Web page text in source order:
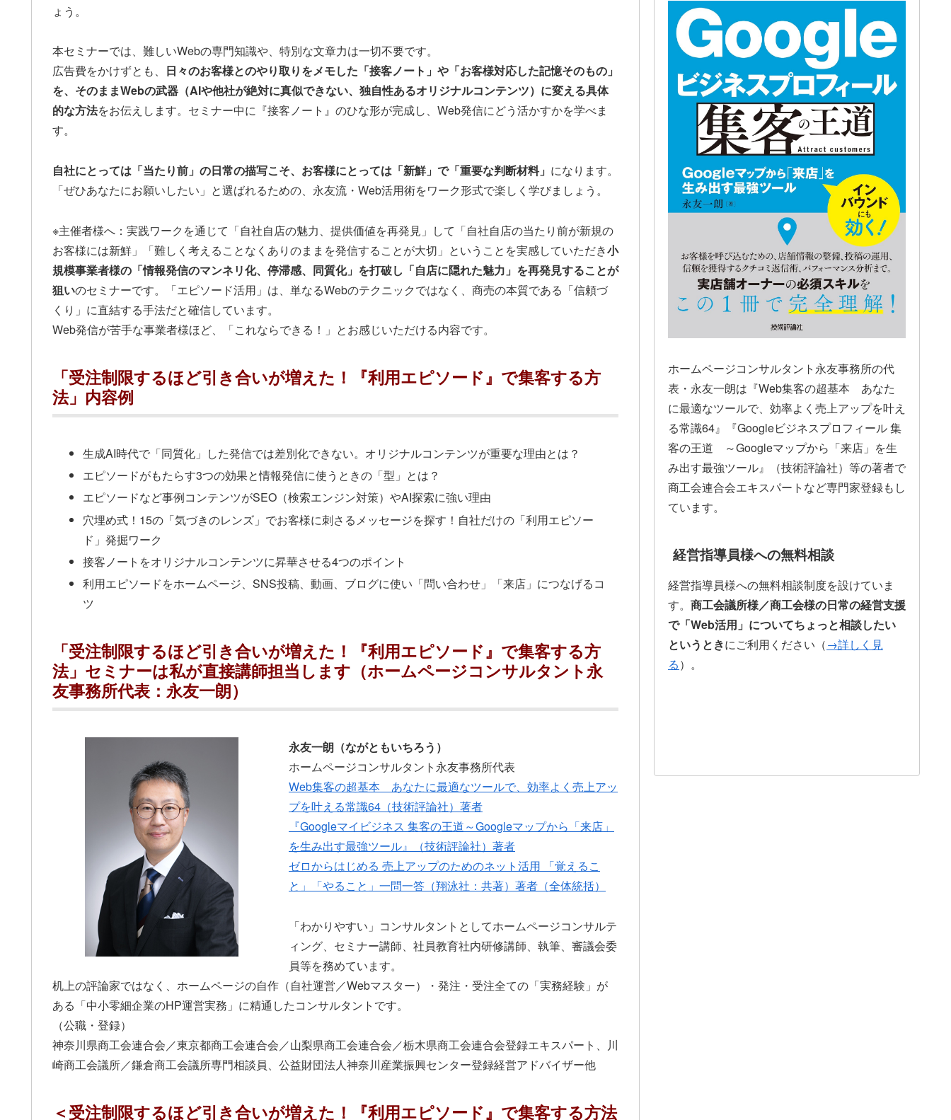
ょう。
本セミナーでは、難しいWebの専門知識や、特別な文章力は一切不要です。
広告費をかけずとも、 日々のお客様とのやり取りをメモした「接客ノート」や「お客様対応した記憶そのもの」
を、そのままWebの武器（AIや他社が絶対に真似できない、独自性あるオリジナルコンテンツ）に変える具体
的な方法をお伝えします。セミナー中に『接客ノート』のひな形が完成し、Web発信にどう活かすかを学べま
す。
自社にとっては「当たり前」の日常の描写こそ、お客様にとっては「新鮮」で「重要な判断材料」 になります。
「ぜひあなたにお願いしたい」と選ばれるための、永友流・Web活用術をワーク形式で楽しく学びましょう。
※主催者様へ：実践ワークを通じて「自社自店の魅力、提供価値を再発見」して「自社自店の当たり前が新規の
お客様には新鮮」「難しく考えることなくありのままを発信することが大切」ということを実感していただき小
規模事業者様の「情報発信のマンネリ化、停滞感、同質化」を打破し「自店に隠れた魅力」を再発見することが
狙いのセミナーです。「エピソード活用」は、単なるWebのテクニックではなく、商売の本質である「信頼づ
くり」に直結する手法だと確信しています。
Web発信が苦手な事業者様ほど、「これならできる！」とお感じいただける内容です。
「受注制限するほど引き合いが増えた！『利用エピソード』で集客する方
法」内容例
生成AI時代で「同質化」した発信では差別化できない。オリジナルコンテンツが重要な理由とは？
エピソードがもたらす3つの効果と情報発信に使うときの「型」とは？
エピソードなど事例コンテンツがSEO（検索エンジン対策）やAI探索に強い理由
穴埋め式！15の「気づきのレンズ」でお客様に刺さるメッセージを探す！自社だけの「利用エピソー
ド」発掘ワーク
接客ノートをオリジナルコンテンツに昇華させる4つのポイント
利用エピソードをホームページ、SNS投稿、動画、ブログに使い「問い合わせ」「来店」につなげるコ
ツ
「受注制限するほど引き合いが増えた！『利用エピソード』で集客する方
法」セミナーは私が直接講師担当します（ホームページコンサルタント永
友事務所代表：永友一朗）
永友一朗（ながともいちろう）
ホームページコンサルタント永友事務所代表
Web集客の超基本 あなたに最適なツールで、効率よく売上アッ
プを叶える常識64（技術評論社）著者
『Googleマイビジネス 集客の王道～Googleマップから「来店」
を生み出す最強ツール』（技術評論社）著者
ゼロからはじめる 売上アップのためのネット活用 「覚えるこ
と」「やること」一問一答（翔泳社：共著）著者（全体統括）
「わかりやすい」コンサルタントとしてホームページコンサルテ
ィング、セミナー講師、社員教育社内研修講師、執筆、審議会委
員等を務めています。
机上の評論家ではなく、ホームページの自作（自社運営／Webマスター）・発注・受注全ての「実務経験」が
ある「中小零細企業のHP運営実務」に精通したコンサルタントです。
（公職・登録）
神奈川県商工会連合会／東京都商工会連合会／山梨県商工会連合会／栃木県商工会連合会登録エキスパート、川
崎商工会議所／鎌倉商工会議所専門相談員、公益財団法人神奈川産業振興センター登録経営アドバイザー他
＜受注制限するほど引き合いが増えた！『利用エピソード』で集客する方法
ホームページコンサルタント永友事務所の代
表・永友一朗は『Web集客の超基本 あなた
に最適なツールで、効率よく売上アップを叶え
る常識64』『Googleビジネスプロフィール 集
客の王道 ～Googleマップから「来店」を生
み出す最強ツール』（技術評論社）等の著者で
商工会連合会エキスパートなど専門家登録もし
ています。
経営指導員様への無料相談
経営指導員様への無料相談制度を設けていま
す。 商工会議所様／商工会様の日常の経営支援
で「Web活用」についてちょっと相談したい
というときにご利用ください（→詳しく見
る）。